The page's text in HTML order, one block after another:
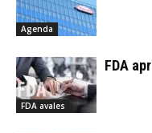
Agenda
FDA avales
FDA